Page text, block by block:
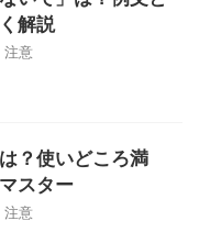
解説
注意
？使いどころ満
スター
注意